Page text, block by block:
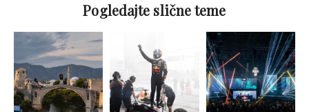
Pogledajte slične teme